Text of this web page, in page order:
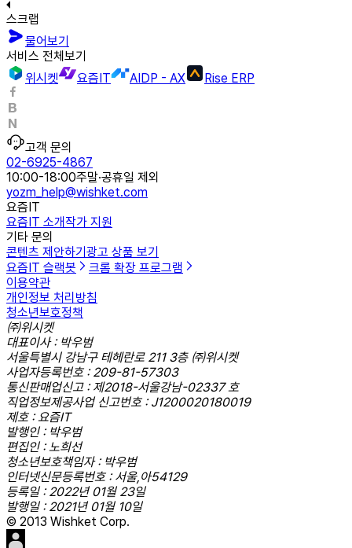
스크랩
물어보기
서비스 전체보기
위시켓
요즘IT AIDP - AX Rise ERP
고객 문의
02-6925-4867
10:00-18:00주말·공휴일 제외
yozm_help@wishket.com
요즘IT
요즘IT 소개작가 지원
기타 문의
콘텐츠 제안하기 광고 상품 보기
요즘IT 슬랙봇
크롬 확장 프로그램
이용약관
개인정보 처리방침
청소년보호정책
㈜위시켓
대표이사 : 박우범
서울특별시 강남구 테헤란로 211 3층 ㈜위시켓
사업자등록번호 : 209-81-57303
통신판매업신고 : 제2018-서울강남-02337 호
직업정보제공사업 신고번호 : J1200020180019
제호 : 요즘IT
발행인 : 박우범
편집인 : 노희선
청소년보호책임자 : 박우범
인터넷신문등록번호 : 서울,아54129
등록일 : 2022년 01월 23일
발행일 : 2021년 01월 10일
© 2013 Wishket Corp.